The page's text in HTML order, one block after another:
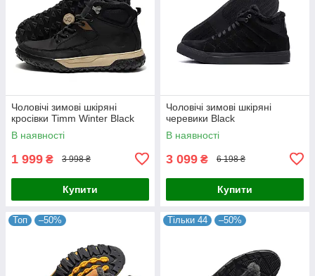
Чоловічі зимові шкіряні
кросівки Timm Winter Black
В наявності
1 999 ₴ 3 998 ₴
Купити
Чоловічі зимові шкіряні
черевики Black
В наявності
3 099 ₴ 6 198 ₴
Купити
Топ –50% Тільки 44 –50%